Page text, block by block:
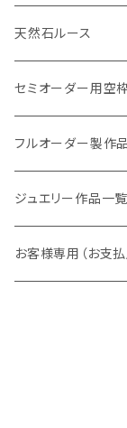
Petit crochet（プチ
Shirlry（シアリー）
天然石ルース
パライバトルマリン
アレキサンドライト
パパラチアサファイア
グランディエディエラ
セミオーダー用空
リング
ラウンド
オーバル
ネックレス・ペンダン
ラウンド
ピアス
フルオーダー製作品
ジュエリー作品一覧
リング
お客様専用（お支払